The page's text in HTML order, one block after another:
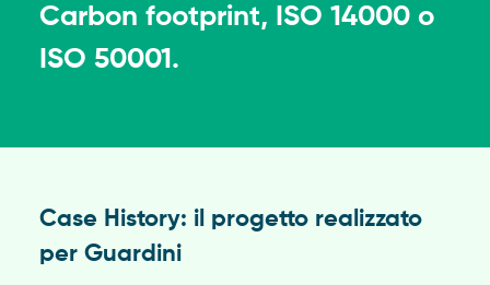
Carbon footprint, ISO 14000 o
ISO 50001.
Case History: il progetto realizzato
per Guardini